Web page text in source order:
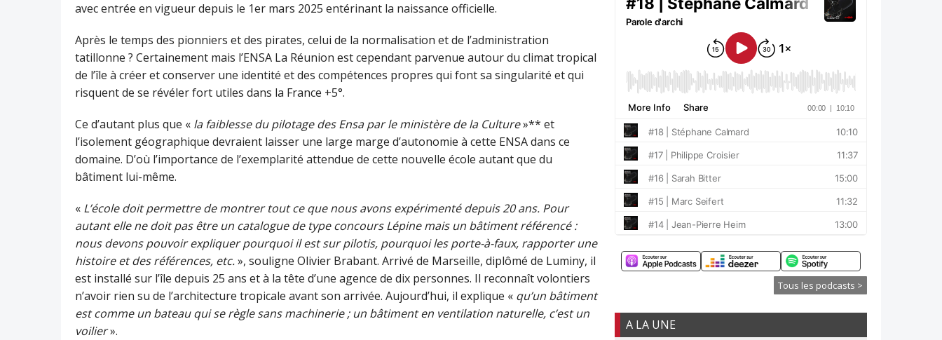
avec entrée en vigueur depuis le 1er mars 2025 entérinant la naissance officielle.
Après le temps des pionniers et des pirates, celui de la normalisation et de l’administration
tatillonne ? Certainement mais l’ENSA La Réunion est cependant parvenue autour du climat tropical
de l’île à créer et conserver une identité et des compétences propres qui font sa singularité et qui
risquent de se révéler fort utiles dans la France +5°.
Ce d’autant plus que « la faiblesse du pilotage des Ensa par le ministère de la Culture»** et
l’isolement géographique devraient laisser une large marge d’autonomie à cette ENSA dans ce
domaine. D’où l’importance de l’exemplarité attendue de cette nouvelle école autant que du
bâtiment lui-même.
« L’école doit permettre de montrer tout ce que nous avons expérimenté depuis 20 ans. Pour
autant elle ne doit pas être un catalogue de type concours Lépine mais un bâtiment référencé :
nous devons pouvoir expliquer pourquoi il est sur pilotis, pourquoi les porte-à-faux, rapporter une
histoire et des références, etc.», souligne Olivier Brabant. Arrivé de Marseille, diplômé de Luminy, il
est installé sur l’île depuis 25 ans et à la tête d’une agence de dix personnes. Il reconnaît volontiers
n’avoir rien su de l’architecture tropicale avant son arrivée. Aujourd’hui, il explique « qu’un bâtiment
est comme un bateau qui se règle sans machinerie ; un bâtiment en ventilation naturelle, c’est un
voilier».
Tous les podcasts >
A LA UNE